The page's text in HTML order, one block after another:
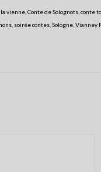
la vienne Conte de Solognots conte
soirée contes Sologne Vianney